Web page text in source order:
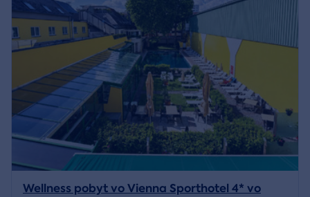
Wellness pobyt vo Vienna Sporthotel 4* vo